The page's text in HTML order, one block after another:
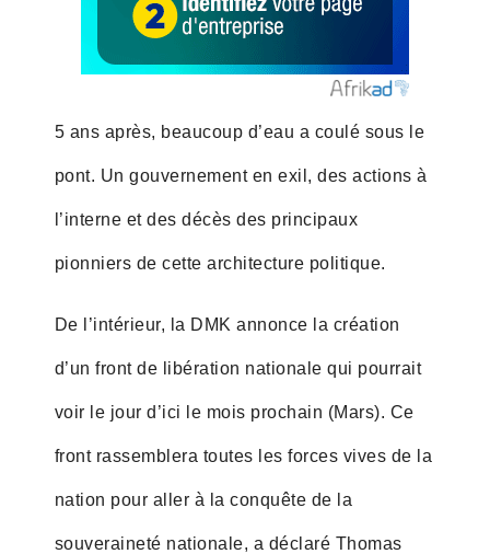
5 ans après, beaucoup d’eau a coulé sous le
pont. Un gouvernement en exil, des actions à
l’interne et des décès des principaux
pionniers de cette architecture politique.
De l’intérieur, la DMK annonce la création
d’un front de libération nationale qui pourrait
voir le jour d’ici le mois prochain (Mars). Ce
front rassemblera toutes les forces vives de la
nation pour aller à la conquête de la
souveraineté nationale, a déclaré Thomas